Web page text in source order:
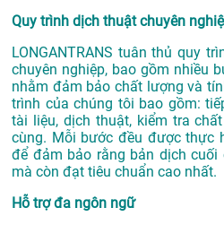
Quy trình dịch thuật chuyên
LONGANTRANS tuân thủ quy
chuyên nghiệp, bao gồm nhiều
nhằm đảm bảo chất lượng và
trình của chúng tôi bao gồm:
tài liệu, dịch thuật, kiểm tra
cùng. Mỗi bước đều được thực
để đảm bảo rằng bản dịch
mà còn đạt tiêu chuẩn cao nhất.
Hỗ trợ đa ngôn ngữ